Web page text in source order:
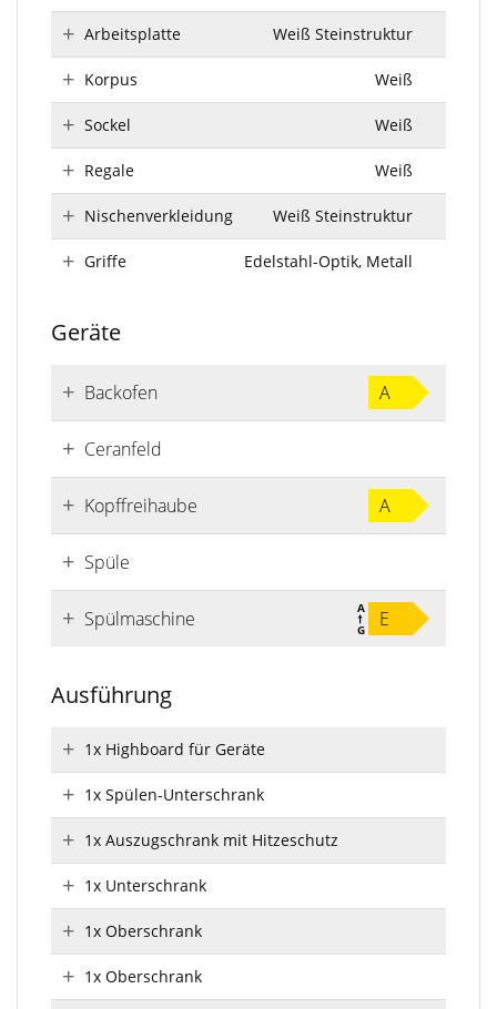
Arbeitsplatte Weiß Steinstruktur
Korpus Weiß
Sockel Weiß
Regale Weiß
Nischenverkleidung Weiß Steinstruktur
Griffe Edelstahl-Optik, Metall
Geräte
Backofen A
Ceranfeld
Kopffreihaube A
Spüle
Spülmaschine E
Ausführung
1x Highboard für Geräte
1x Spülen-Unterschrank
1x Auszugschrank mit Hitzeschutz
1x Unterschrank
1x Oberschrank
1x Oberschrank